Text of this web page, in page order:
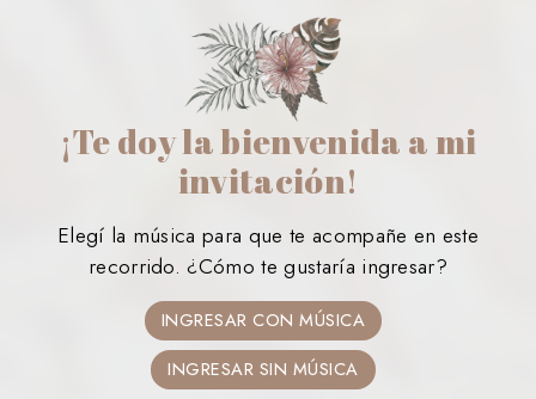
¡Te doy la bienvenida a mi
invitación!
Elegí la música para que te acompañe en este
recorrido. ¿Cómo te gustaría ingresar?
INGRESAR CON MÚSICA
INGRESAR SIN MÚSICA